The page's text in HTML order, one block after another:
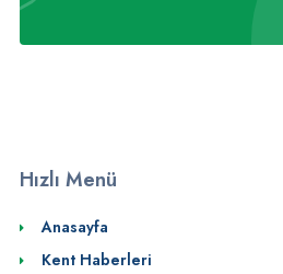
Hızlı Menü
Anasayfa
Kent Haberleri